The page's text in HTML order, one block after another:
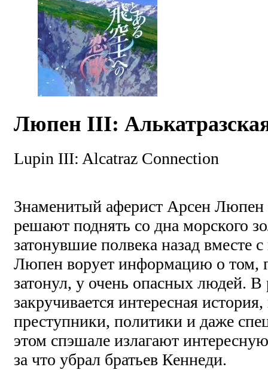
Люпен III:
Lupin III: Alcatraz Connection
Знаменитый аферист Арсен Люпен
решают поднять со дна морского
затонувшие полвека назад вместе
Люпен ворует информацию о том,
затонул, у очень опасных людей. В
закручивается интересная
преступники, политики и даже
этом спэшале излагают
за что убрал братьев Кеннеди.